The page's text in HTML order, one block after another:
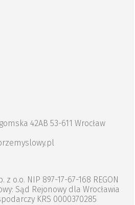
42AB 53-611 Wrocław
o.o. NIP 897-17-67-168 REGON
Sąd Rejonowy dla Wrocławia
KRS 0000370285